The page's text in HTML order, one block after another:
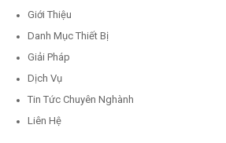
Giới Thiệu
Danh Mục Thiết Bị
Giải Pháp
Dịch Vụ
Tin Tức Chuyên Nghành
Liên Hệ